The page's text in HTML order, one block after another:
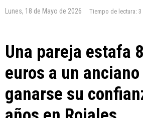
Lunes, 18 de Mayo de 2026 Tiempo de lectura: 3
Una pareja estafa
euros a un
ganarse su